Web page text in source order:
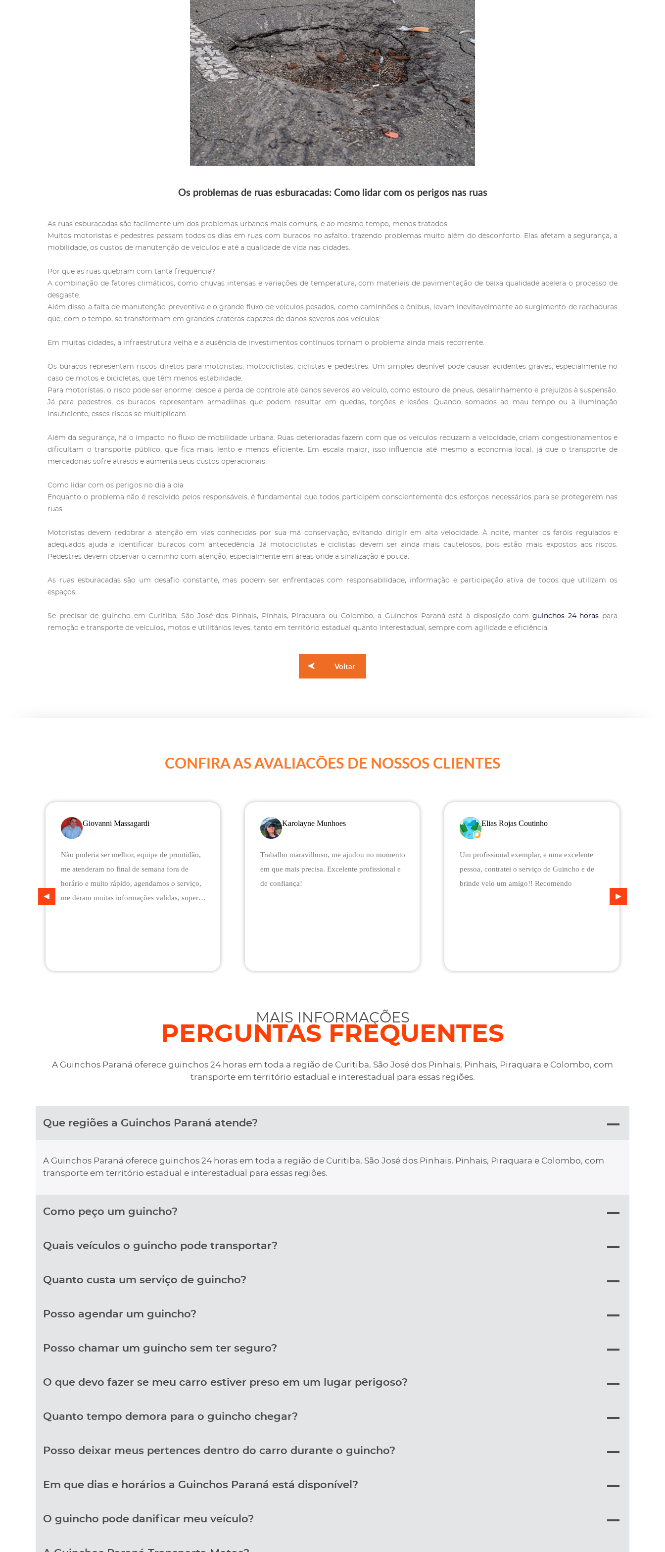
Os problemas de ruas esburacadas: Como lidar com os perigos nas ruas
As ruas esburacadas são facilmente um dos problemas urbanos mais comuns, e ao mesmo tempo, menos tratados.
Muitos motoristas e pedestres passam todos os dias em ruas com buracos no asfalto, trazendo problemas muito além do desconforto. Elas afetam a segurança, a
mobilidade, os custos de manutenção de veículos e até a qualidade de vida nas cidades.
Por que as ruas quebram com tanta frequência?
A combinação de fatores climáticos, como chuvas intensas e variações de temperatura, com materiais de pavimentação de baixa qualidade acelera o processo de
desgaste.
Além disso a falta de manutenção preventiva e o grande fluxo de veículos pesados, como caminhões e ônibus, levam inevitavelmente ao surgimento de rachaduras
que, com o tempo, se transformam em grandes crateras capazes de danos severos aos veículos.
Em muitas cidades, a infraestrutura velha e a ausência de investimentos contínuos tornam o problema ainda mais recorrente.
Os buracos representam riscos diretos para motoristas, motociclistas, ciclistas e pedestres. Um simples desnível pode causar acidentes graves, especialmente no
caso de motos e bicicletas, que têm menos estabilidade.
Para motoristas, o risco pode ser enorme: desde a perda de controle até danos severos ao veículo, como estouro de pneus, desalinhamento e prejuízos à suspensão.
Já para pedestres, os buracos representam armadilhas que podem resultar em quedas, torções e lesões. Quando somados ao mau tempo ou à iluminação
insuficiente, esses riscos se multiplicam.
Além da segurança, há o impacto no fluxo de mobilidade urbana. Ruas deterioradas fazem com que os veículos reduzam a velocidade, criam congestionamentos e
dificultam o transporte público, que fica mais lento e menos eficiente. Em escala maior, isso influencia até mesmo a economia local, já que o transporte de
mercadorias sofre atrasos e aumenta seus custos operacionais.
Como lidar com os perigos no dia a dia
Enquanto o problema não é resolvido pelos responsáveis, é fundamental que todos participem conscientemente dos esforços necessários para se protegerem nas
ruas.
Motoristas devem redobrar a atenção em vias conhecidas por sua má conservação, evitando dirigir em alta velocidade. À noite, manter os faróis regulados e
adequados ajuda a identificar buracos com antecedência. Já motociclistas e ciclistas devem ser ainda mais cautelosos, pois estão mais expostos aos riscos.
Pedestres devem observar o caminho com atenção, especialmente em áreas onde a sinalização é pouca.
As ruas esburacadas são um desafio constante, mas podem ser enfrentadas com responsabilidade, informação e participação ativa de todos que utilizam os
espaços.
Se precisar de guincho em Curitiba, São José dos Pinhais, Pinhais, Piraquara ou Colombo, a Guinchos Paraná está à disposição com guinchos 24 horas para
remoção e transporte de veículos, motos e utilitários leves, tanto em território estadual quanto interestadual, sempre com agilidade e eficiência.
Voltar
CONFIRA AS AVALIACÕES DE NOSSOS CLIENTES
Giovanni Massagardi
Não poderia ser melhor, equipe de prontidão,
me atenderam no final de semana fora de
horário e muito rápido, agendamos o serviço,
me deram muitas informações validas, super
para uma oficina mais próximo, sem qualquer
Karolayne Munhoes
Trabalho maravilhoso, me ajudou no momento
em que mais precisa. Excelente profissional e
de confiança!
Elias Rojas Coutinho
Um profissional exemplar, e uma excelente
pessoa, contratei o serviço de Guincho e de
brinde veio um amigo!! Recomendo
MAIS INFORMAÇÕES
PERGUNTAS FREQUENTES
A Guinchos Paraná oferece guinchos 24 horas em toda a região de Curitiba, São José dos Pinhais, Pinhais, Piraquara e Colombo, com
transporte em território estadual e interestadual para essas regiões.
Que regiões a Guinchos Paraná atende?
A Guinchos Paraná oferece guinchos 24 horas em toda a região de Curitiba, São José dos Pinhais, Pinhais, Piraquara e Colombo, com
transporte em território estadual e interestadual para essas regiões.
Como peço um guincho?
Quais veículos o guincho pode transportar?
Quanto custa um serviço de guincho?
Posso agendar um guincho?
Posso chamar um guincho sem ter seguro?
O que devo fazer se meu carro estiver preso em um lugar perigoso?
Quanto tempo demora para o guincho chegar?
Posso deixar meus pertences dentro do carro durante o guincho?
Em que dias e horários a Guinchos Paraná está disponível?
O guincho pode danificar meu veículo?